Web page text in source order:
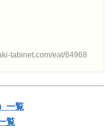
tabinet.com/eat/64968
一覧
覧